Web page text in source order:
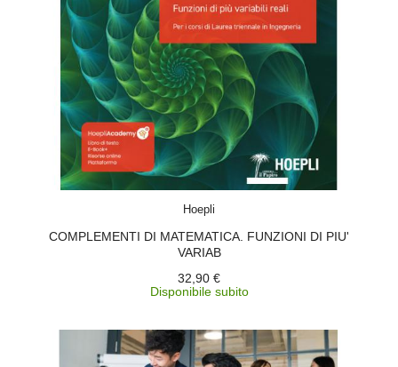
Hoepli
COMPLEMENTI DI MATEMATICA. FUNZIONI DI PIU'
VARIAB
32,90 €
Disponibile subito